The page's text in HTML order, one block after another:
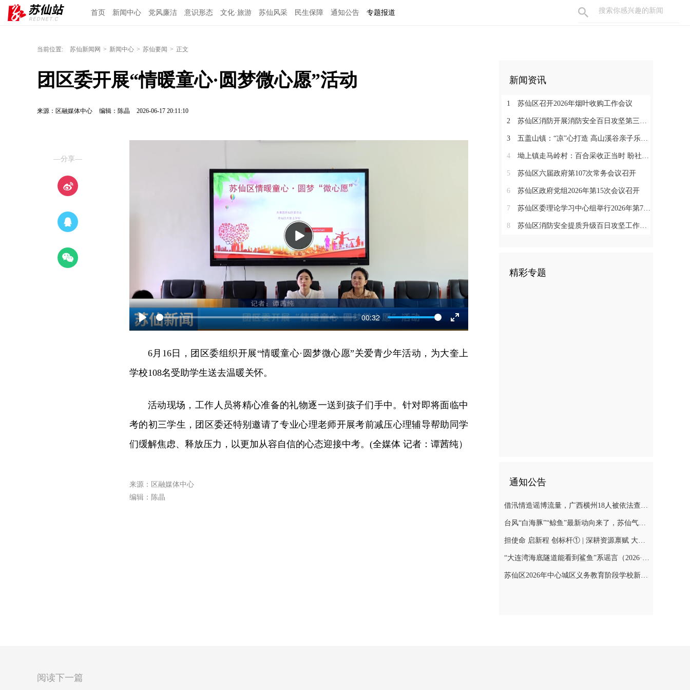
首页 新闻中心 党风廉洁 意识形态 文化·旅游 苏仙风采 民生保障 通知公告 专题报道
当前位置: 苏仙新闻网 > 新闻中心 > 苏仙要闻 > 正文
团区委开展“情暖童心·圆梦微心愿”活动
来源：区融媒体中心 编辑：陈晶 2026-06-17 20:11:10
—分享—
Play
00:32
Enter
fullscreen
Play
6月16日，团区委组织开展“情暖童心·圆梦微心愿”关爱青少年活动，为大奎上
学校108名受助学生送去温暖关怀。
活动现场，工作人员将精心准备的礼物逐一送到孩子们手中。针对即将面临中
考的初三学生，团区委还特别邀请了专业心理老师开展考前减压心理辅导帮助同学
们缓解焦虑、释放压力，以更加从容自信的心态迎接中考。(全媒体 记者：谭茜纯）
来源：区融媒体中心
编辑：陈晶
新闻资讯
1 苏仙区召开2026年烟叶收购工作会议
2 苏仙区消防开展消防安全百日攻坚第三次联合检查
3 五盖山镇：“凉”心打造 高山溪谷亲子乐园火爆出圈
4 坳上镇走马岭村：百合采收正当时 盼社会各界助力销售
5 苏仙区六届政府第107次常务会议召开
6 苏仙区政府党组2026年第15次会议召开
7 苏仙区委理论学习中心组举行2026年第7次集体（扩大）学习
8 苏仙区消防安全提质升级百日攻坚工作调度会召开
精彩专题
通知公告
借汛情造谣博流量，广西横州18人被依法查处（2026·08·05）
台风“白海豚”“鲸鱼”最新动向来了，苏仙气象提醒这几天都有雨
担使命 启新程 创标杆① | 深耕资源禀赋 大力兴工旺商
“大连湾海底隧道能看到鲨鱼”系谣言（2026·08·04）
苏仙区2026年中心城区义务教育阶段学校新生入学工作提示
阅读下一篇